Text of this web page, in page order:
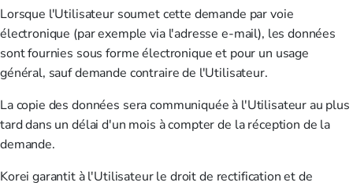
Lorsque l'Utilisateur soumet cette demande par voie
électronique (par exemple via l'adresse e-mail), les données
sont fournies sous forme électronique et pour un usage
général, sauf demande contraire de l'Utilisateur.
La copie des données sera communiquée à l'Utilisateur au plus
tard dans un délai d'un mois à compter de la réception de la
demande.
Korei garantit à l'Utilisateur le droit de rectification et de